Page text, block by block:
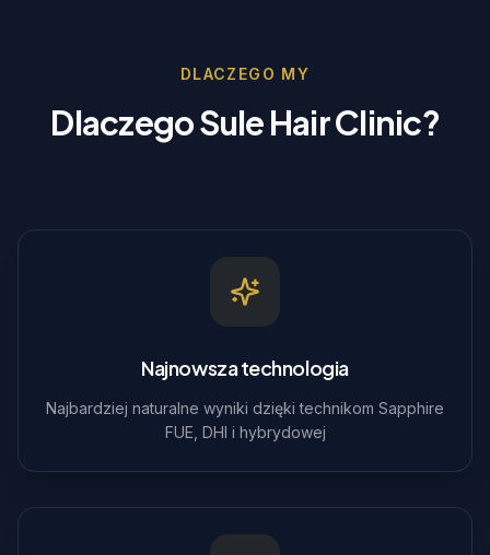
DLACZEGO MY
Dlaczego Sule Hair Clinic?
Najnowsza technologia
Najbardziej naturalne wyniki dzięki technikom Sapphire
FUE, DHI i hybrydowej